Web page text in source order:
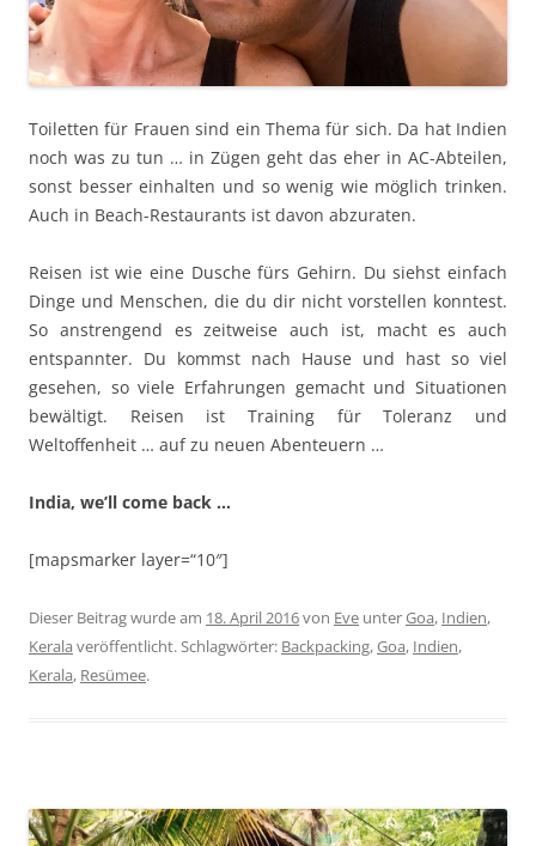
Toiletten für Frauen sind ein Thema für sich. Da hat Indien
noch was zu tun … in Zügen geht das eher in AC-Abteilen,
sonst besser einhalten und so wenig wie möglich trinken.
Auch in Beach-Restaurants ist davon abzuraten.
Reisen ist wie eine Dusche fürs Gehirn. Du siehst einfach
Dinge und Menschen, die du dir nicht vorstellen konntest.
So anstrengend es zeitweise auch ist, macht es auch
entspannter. Du kommst nach Hause und hast so viel
gesehen, so viele Erfahrungen gemacht und Situationen
bewältigt. Reisen ist Training für Toleranz und
Weltoffenheit … auf zu neuen Abenteuern …
India, we’ll come back …
[mapsmarker layer=“10″]
Dieser Beitrag wurde am 18. April 2016von Eve unterGoa, Indien,
Kerala veröffentlicht. Schlagwörter: Backpacking,Goa, Indien,
Kerala, Resümee.